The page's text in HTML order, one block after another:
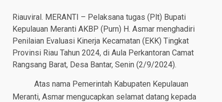
Riauviral. MERANTI – Pelaksana tugas (Plt) Bupati
Kepulauan Meranti AKBP (Purn) H. Asmar menghadiri
Penilaian Evaluasi Kinerja Kecamatan (EKK) Tingkat
Provinsi Riau Tahun 2024, di Aula Perkantoran Camat
Rangsang Barat, Desa Bantar, Senin (2/9/2024).
Atas nama Pemerintah Kabupaten Kepulauan
Meranti, Asmar mengucapkan selamat datang kepada